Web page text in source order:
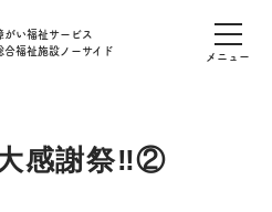
がい福祉サービス
合福祉施設ノーサイド
メニュー
感謝祭‼︎②